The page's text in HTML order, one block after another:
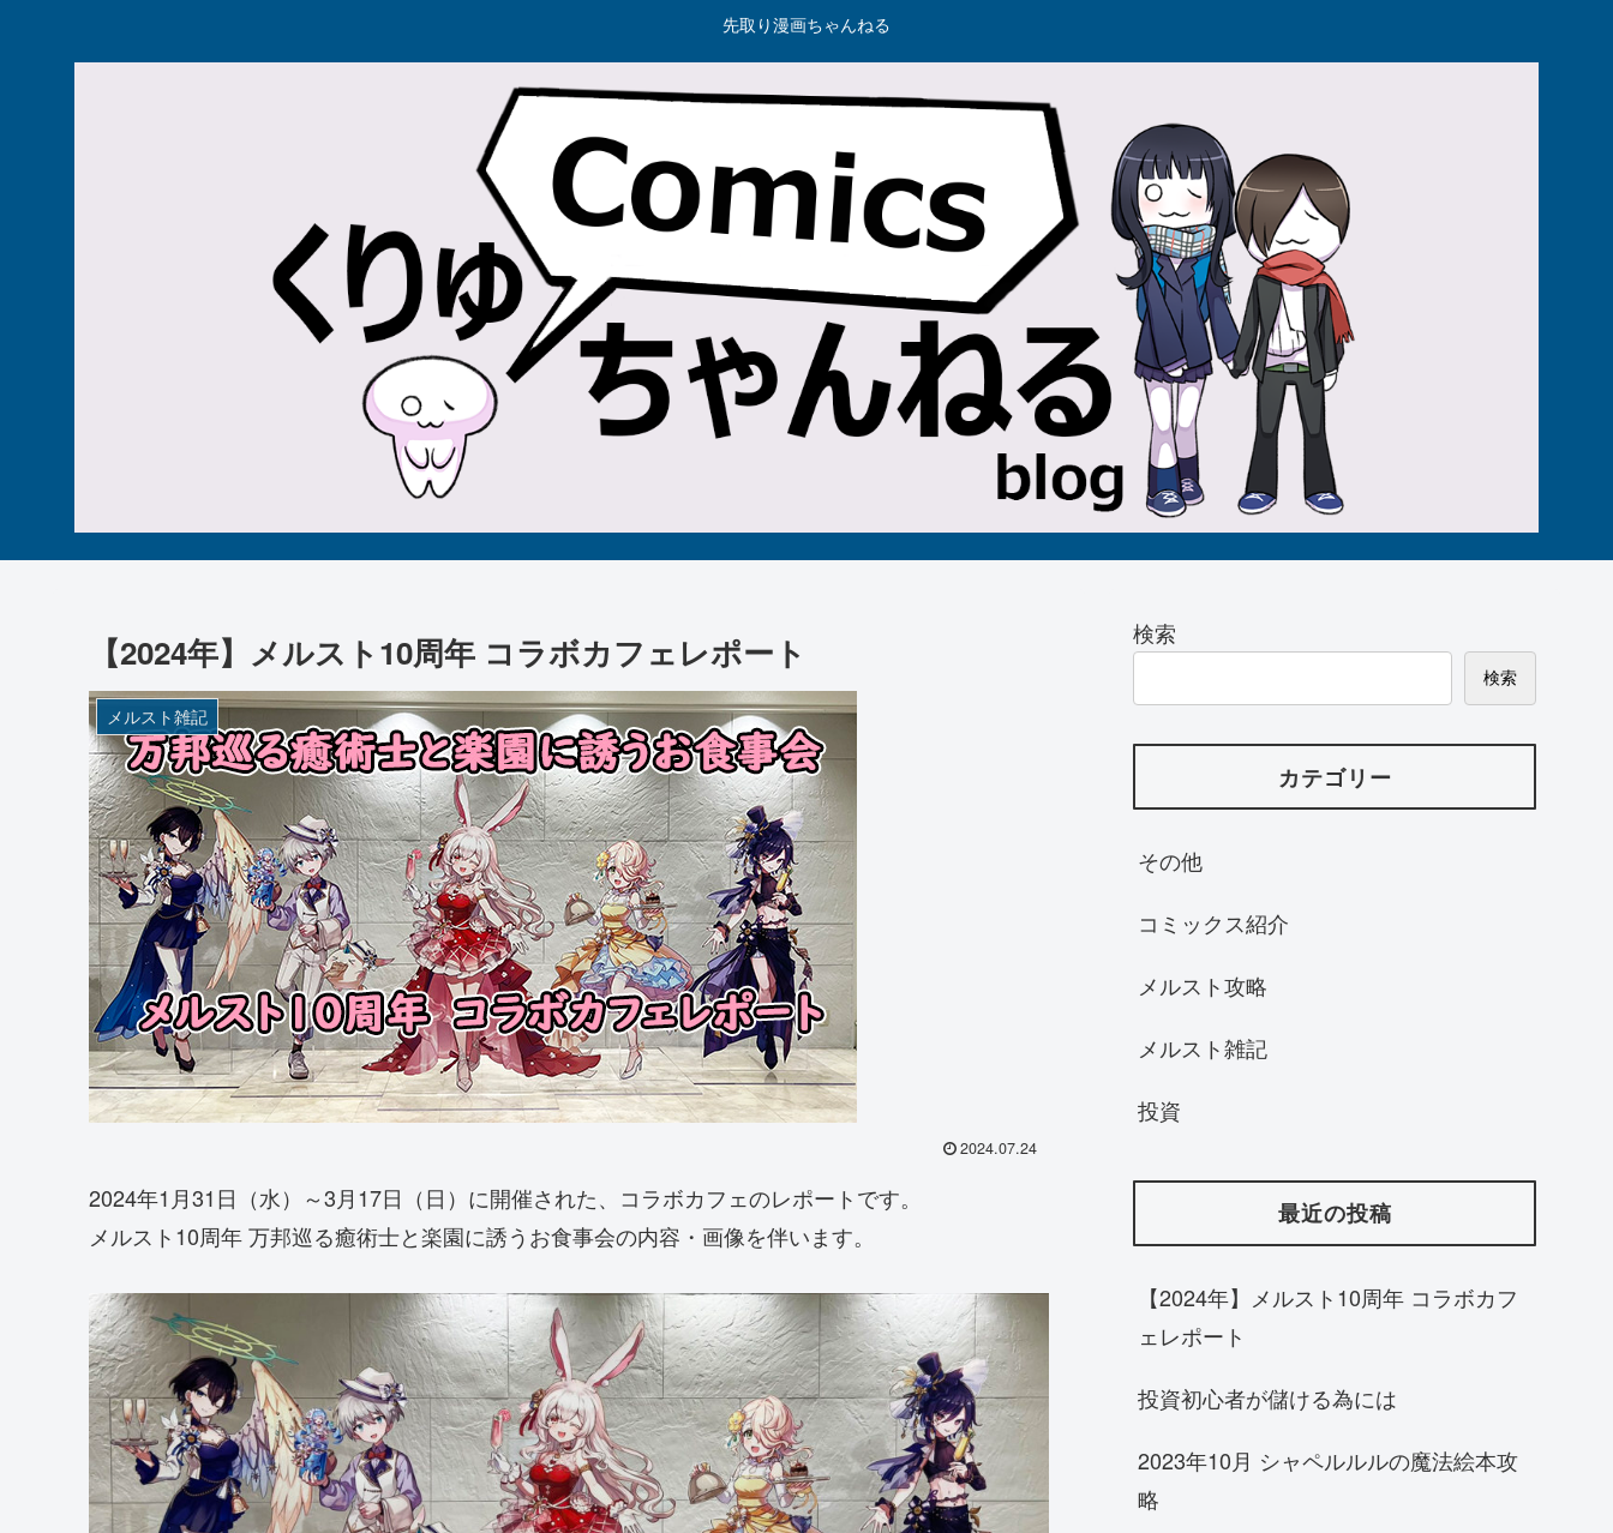
先取り漫画ちゃんねる
【2024年】メルスト10周年 コラボカフェレポート
メルスト雑記
2024.07.24
2024年1月31日（水）～3月17日（日）に開催された、コラボカフェのレポートです。
メルスト10周年 万邦巡る癒術士と楽園に誘うお食事会の内容・画像を伴います。
検索
検索
カテゴリー
その他
コミックス紹介
メルスト攻略
メルスト雑記
投資
最近の投稿
【2024年】メルスト10周年 コラボカフ
ェレポート
投資初心者が儲ける為には
2023年10月 シャペルルルの魔法絵本攻
略